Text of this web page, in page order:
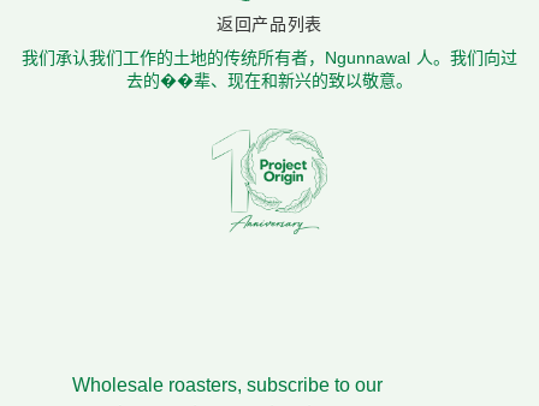
返回产品列表
我们承认我们工作的土地的传统所有者，Ngunnawal 人。我们向过
去的��辈、现在和新兴的致以敬意。